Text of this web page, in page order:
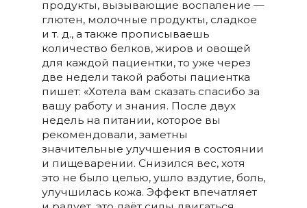
продукты, вызывающие воспаление —
глютен, молочные продукты, сладкое
и т. д., а также прописываешь
количество белков, жиров и овощей
для каждой пациентки, то уже через
две недели такой работы пациентка
пишет: «Хотела вам сказать спасибо за
вашу работу и знания. После двух
недель на питании, которое вы
рекомендовали, заметны
значительные улучшения в состоянии
и пищеварении. Снизился вес, хотя
это не было целью, ушло вздутие, боль,
улучшилась кожа. Эффект впечатляет